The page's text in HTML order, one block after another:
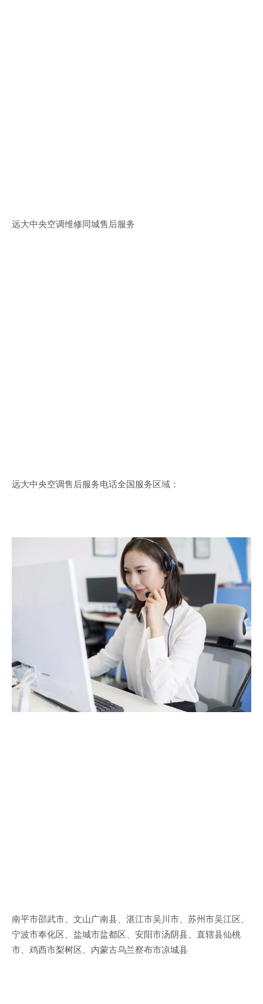
远大中央空调维修同城售后服务
远大中央空调售后服务电话全国服务区域：
南平市邵武市、文山广南县、湛江市吴川市、苏州市吴江区、
宁波市奉化区、盐城市盐都区、安阳市汤阴县、直辖县仙桃
市、鸡西市梨树区、内蒙古乌兰察布市凉城县